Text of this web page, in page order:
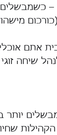
–
(כורכום
אתם
שיחה
יותר